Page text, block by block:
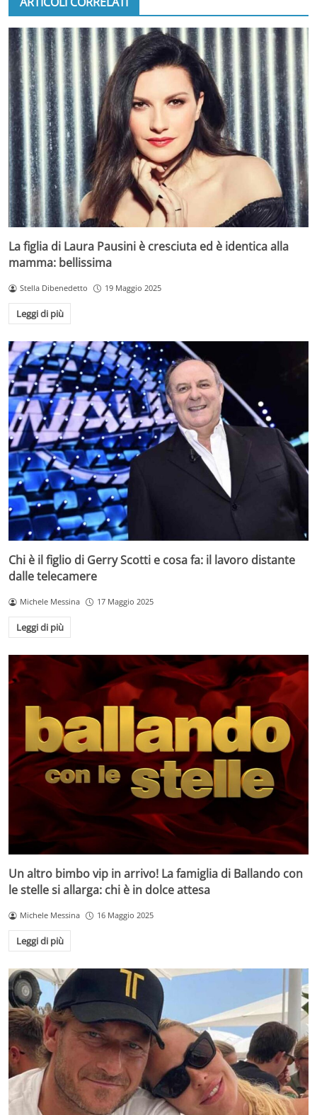
La figlia di Laura Pausini è cresciuta ed è identica alla
mamma: bellissima
Stella Dibenedetto 19 Maggio 2025
Leggi di più
Chi è il figlio di Gerry Scotti e cosa fa: il lavoro distante
dalle telecamere
Michele Messina 17 Maggio 2025
Leggi di più
Un altro bimbo vip in arrivo! La famiglia di Ballando con
le stelle si allarga: chi è in dolce attesa
Michele Messina 16 Maggio 2025
Leggi di più